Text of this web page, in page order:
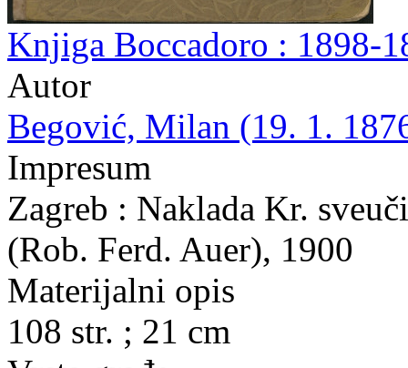
Knjiga Boccadoro : 1898-
Autor
Begović, Milan (19. 1.
Impresum
Zagreb : Naklada Kr.
(Rob. Ferd. Auer), 1900
Materijalni opis
108 str. ; 21 cm